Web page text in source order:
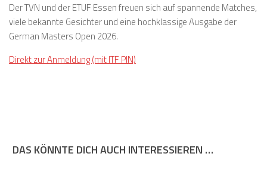
Der TVN und der ETUF Essen freuen sich auf spannende Matches,
viele bekannte Gesichter und eine hochklassige Ausgabe der
German Masters Open 2026.
Direkt zur Anmeldung (mit ITF PIN)
DAS KÖNNTE DICH AUCH INTERESSIEREN …